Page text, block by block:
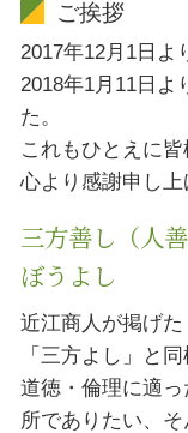
ご挨拶
2017年12月1日よ
2018年1月11日よ
た。
これもひとえに
心より感謝申し上
三方善し（人
ぼうよし
近江商人が掲げ
「三方よし」と
道徳・倫理に適
所でありたい、